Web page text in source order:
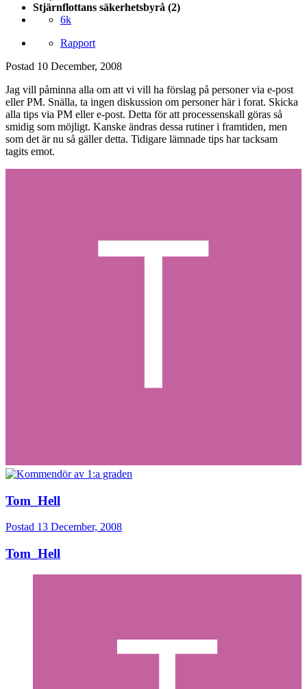
Stjärnflottans säkerhetsbyrå (2)
6k
Rapport
Postad 10 December, 2008
Jag vill påminna alla om att vi vill ha förslag på personer via e-post
eller PM. Snälla, ta ingen diskussion om personer här i forat. Skicka
alla tips via PM eller e-post. Detta för att processenskall göras så
smidig som möjligt. Kanske ändras dessa rutiner i framtiden, men
som det är nu så gäller detta. Tidigare lämnade tips har tacksam
tagits emot.
Tom_Hell
Postad 13 December, 2008
Tom_Hell